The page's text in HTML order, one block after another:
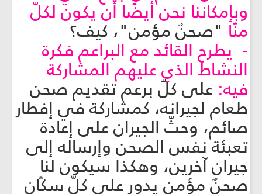
وبإمكاننا نحن أيضًا أن يكون لكلّ
منّا "صحنٌ مؤمن"، كيف؟
- يطرح القائد مع البراعم فكرة
النشاط الذي عليهم المشاركة
فيه: على كلّ برعم تقديم صحن
طعام لجيرانه، كمشاركة في إفطار
صائم، وحثّ الجيران على إعادة
تعبئة نفس الصحن وإرساله إلى
جيران آخرين، وهكذا سيكون لنا
صحنٌ مؤمن يدور على كلّ سكّان